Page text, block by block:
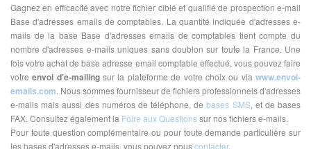
Gagnez en efficacité avec notre fichier ciblé et qualifié de prospection e-mail
Base d'adresses emails de comptables. La quantité indiquée d'adresses e-
mails de la base Base d'adresses emails de comptables tient compte du
nombre d'adresses e-mails uniques sans doublon sur toute la France. Une
fois votre achat de base adresse email comptable effectué, vous pouvez faire
votreenvoi d'e-mailingsur la plateforme de votre choix ou viawww.envoi-
emails.com. Nous sommes fournisseur de fichiers professionnels d'adresses
e-mails mais aussi des numéros de téléphone, debases SMS, et de bases
FAX. Consultez également la Foire aux Questionssur nos fichiers e-mails.
Pour toute question complémentaire ou pour toute demande particulière sur
les bases d'adresses e-mails, vous pouvez nouscontacter.